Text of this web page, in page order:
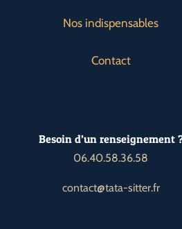
Nos indispensables
Contact
Besoin d’un renseignement
06.40.58.36.58
contact@tata-sitter.fr